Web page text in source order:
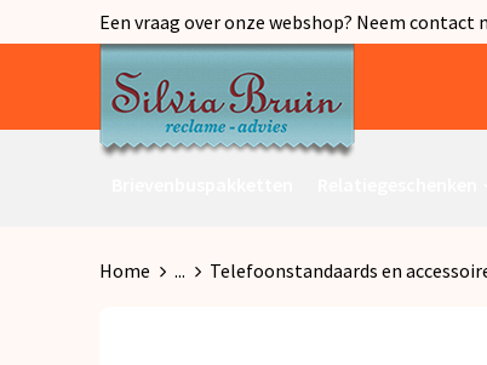
Een vraag over onze webshop? Neem
Home ... Telefoonstandaards en